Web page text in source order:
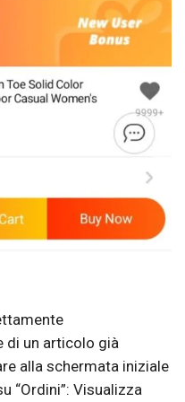
di un articolo già
alla schermata iniziale
“Ordini”: Visualizza